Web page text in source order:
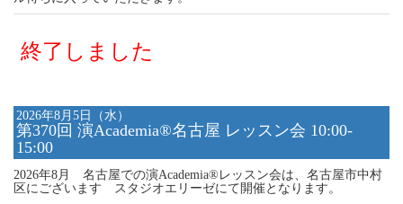
終了しました
2026年8月5日（水）
第370回 演Academia®名古屋 レッスン会 10:00-
15:00
2026年8月 名古屋での演Academia®レッスン会は、名古屋市中村
区にございます スタジオエリーゼにて開催となります。